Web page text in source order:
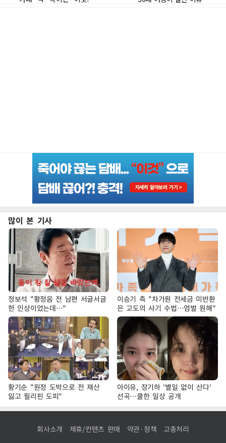
많이 본 기사
정보석 "황정음 전 남편 서글서글
한 인상이었는데…"
이승기 측 "차가원 전세금 미반환
은 고도의 사기 수법…엄벌 원해"
황기순 "원정 도박으로 전 재산
잃고 필리핀 도피"
아이유, 장기하 '별일 없이 산다'
선곡…쿨한 일상 공개
회사소개 제휴/컨텐츠 판매 약관·정책 고충처리